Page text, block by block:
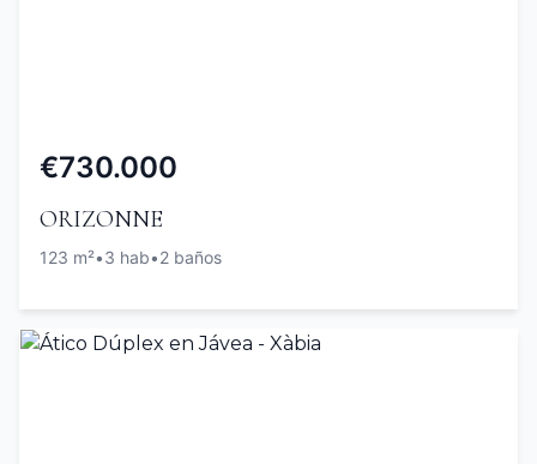
€730.000
ORIZONNE
123 m²•3 hab•2 baños